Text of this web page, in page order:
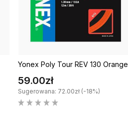
Yonex Poly Tour REV 130 Orange
59.00zł
Sugerowana: 72.00zł (-18%)